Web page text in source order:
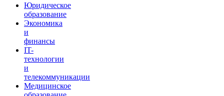
Юридическое
образование
Экономика
и
финансы
IT-
технологии
и
телекоммуникации
Медицинское